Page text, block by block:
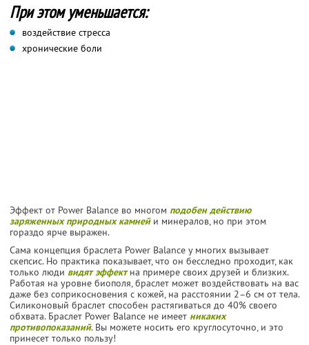
При этом уменьшается:
воздействие стресса
хронические боли
Эффект от Power Balance во многом подобен действию
заряженных природных камнейи минералов, но при этом
гораздо ярче выражен.
Сама концепция браслета Power Balance у многих вызывает
скепсис. Но практика показывает, что он бесследно проходит, как
только люди видят эффектна примере своих друзей и близких.
Работая на уровне биополя, браслет может воздействовать на вас
даже без соприкосновения с кожей, на расстоянии 2–6 см от тела.
Силиконовый браслет способен растягиваться до 40% своего
обхвата. Браслет Power Balance не имеет никаких
противопоказаний. Вы можете носить его круглосуточно, и это
принесет только пользу!